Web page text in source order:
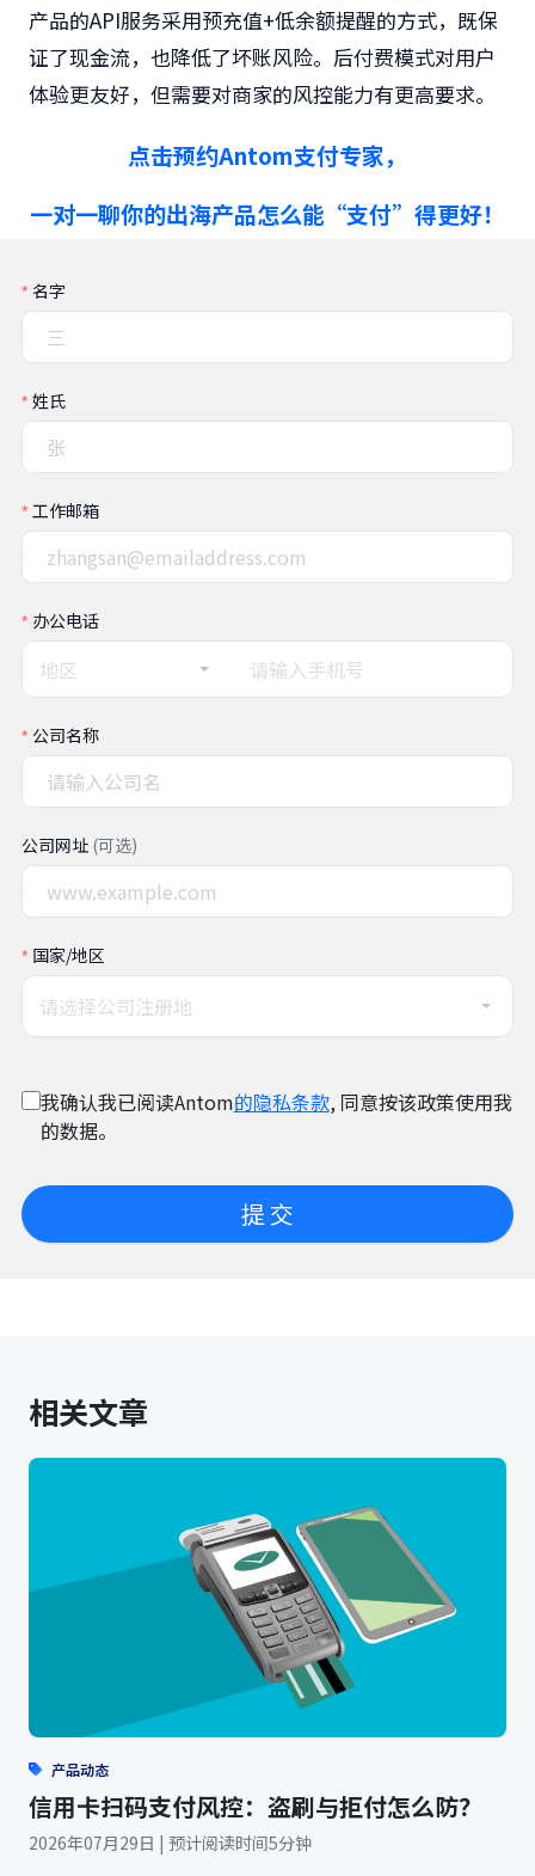
产品的API服务采用预充值+低余额提醒的方式，既保
证了现金流，也降低了坏账风险。后付费模式对用户
体验更友好，但需要对商家的风控能力有更高要求。
点击预约Antom支付专家，
一对一聊你的出海产品怎么能“支付”得更好！
名字
姓氏
工作邮箱
办公电话
地区
公司名称
公司网址 (可选)
国家/地区
请选择公司注册地
我确认我已阅读Antom的隐私条款, 同意按该政策使用我
的数据。
提 交
相关文章
产品动态
信用卡扫码支付风控：盗刷与拒付怎么防？
2026年07月29日 | 预计阅读时间5分钟